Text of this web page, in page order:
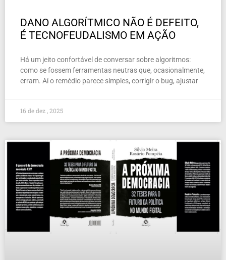
DANO ALGORÍTMICO NÃO É DEFEITO,
É TECNOFEUDALISMO EM AÇÃO
Há um jeito confortável de conversar sobre algoritmos:
como se fossem ferramentas neutras que, ocasionalmente,
erram. Aí o remédio parece simples, corrigir o bug, ajustar
16 de dez , 2025